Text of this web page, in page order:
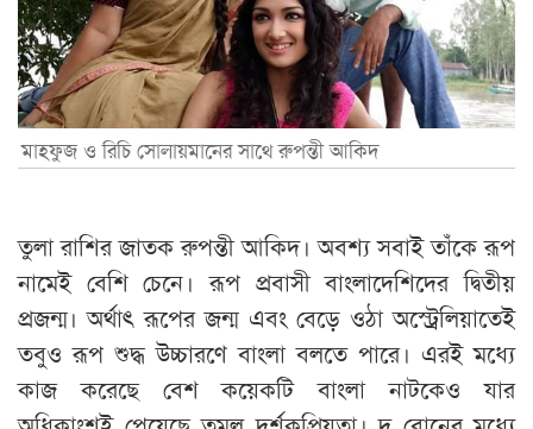
মাহফুজ ও রিচি সোলায়মানের সাথে রুপন্তী আকিদ
তুলা রাশির জাতক রুপন্তী আকিদ। অবশ্য সবাই তাঁকে রূপ
নামেই বেশি চেনে। রূপ প্রবাসী বাংলাদেশিদের দ্বিতীয়
প্রজন্ম। অর্থাৎ রূপের জন্ম এবং বেড়ে ওঠা অস্ট্রেলিয়াতেই
তবুও রূপ শুদ্ধ উচ্চারণে বাংলা বলতে পারে। এরই মধ্যে
কাজ করেছে বেশ কয়েকটি বাংলা নাটকেও যার